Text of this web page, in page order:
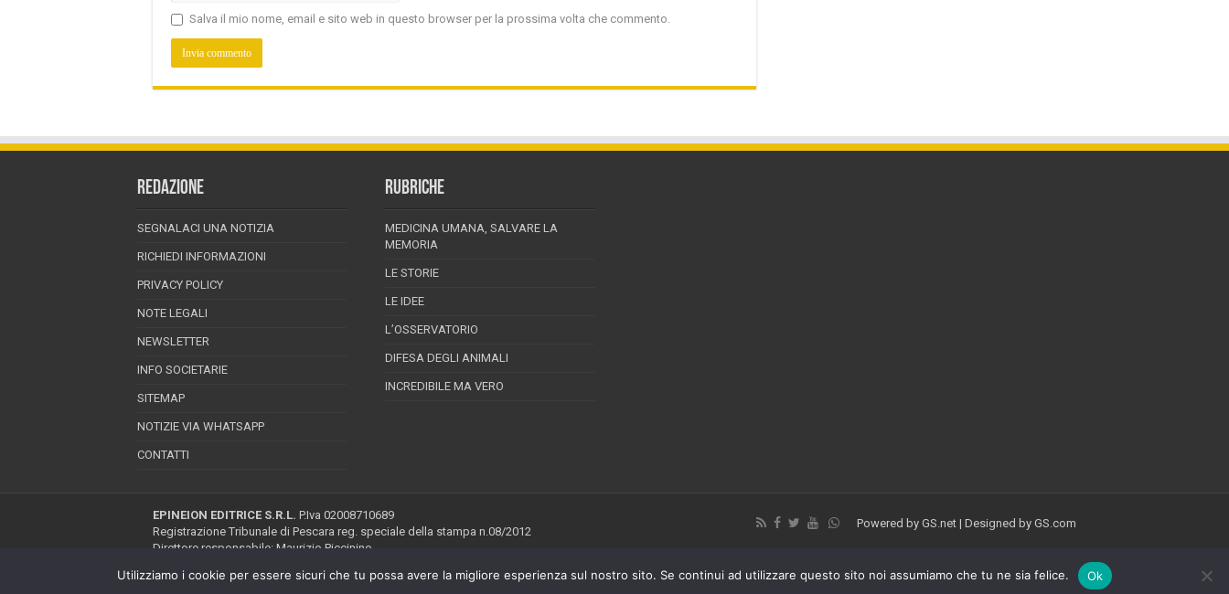
Salva il mio nome, email e sito web in questo browser per la prossima volta che commento.
REDAZIONE
SEGNALACI UNA NOTIZIA
RICHIEDI INFORMAZIONI
PRIVACY POLICY
NOTE LEGALI
NEWSLETTER
INFO SOCIETARIE
SITEMAP
NOTIZIE VIA WHATSAPP
CONTATTI
RUBRICHE
MEDICINA UMANA, SALVARE LA
MEMORIA
LE STORIE
LE IDEE
L’OSSERVATORIO
DIFESA DEGLI ANIMALI
INCREDIBILE MA VERO
Powered by GS.net | Designed by GS.com
EPINEION EDITRICE S.R.L. P.Iva 02008710689
Registrazione Tribunale di Pescara reg. speciale della stampa n.08/2012
Direttore responsabile: Maurizio Piccinino
Riproduzione riservata © Copyright 2026, All Rights Reserved
Utilizziamo i cookie per essere sicuri che tu possa avere la migliore esperienza sul nostro sito. Se continui ad utilizzare questo sito noi assumiamo che tu ne sia felice. Ok